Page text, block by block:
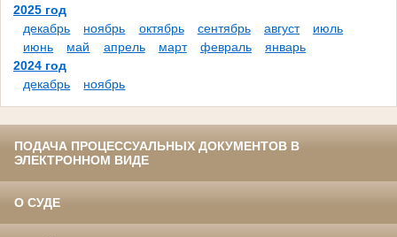
2025 год
декабрь
ноябрь октябрь сентябрь август
июль
июнь
май апрель март февраль
январь
2024 год
декабрь
ноябрь
ПОДАЧА ПРОЦЕССУАЛЬНЫХ ДОКУМЕНТОВ В
ЭЛЕКТРОННОМ ВИДЕ
О СУДЕ